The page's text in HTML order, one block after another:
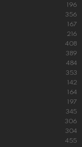
196
356
167
216
408
389
484
353
142
164
197
345
306
304
455